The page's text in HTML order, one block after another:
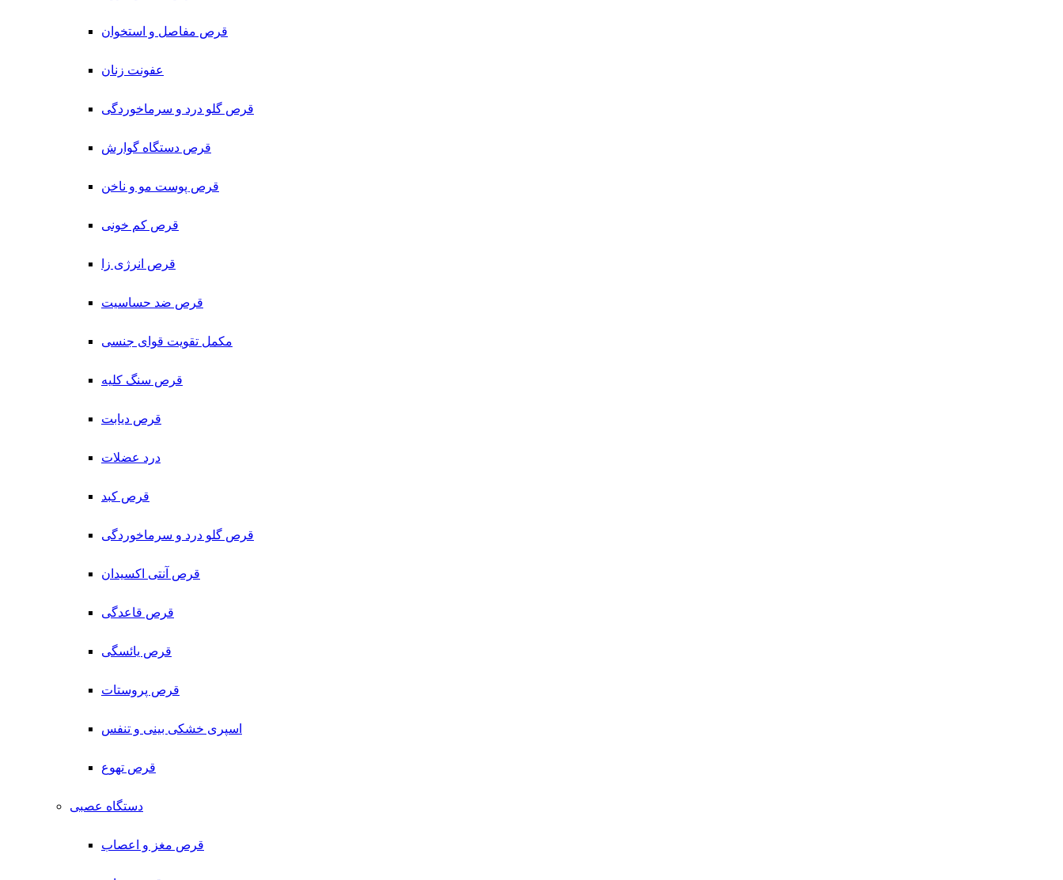
قرص مفاصل و استخوان
عفونت زنان
قرص گلو درد و سرماخوردگی
قرص دستگاه گوارش
قرص پوست مو و ناخن
قرص کم خونی
قرص انرژی زا
قرص ضد حساسیت
مکمل تقویت قوای جنسی
قرص سنگ کلیه
قرص دیابت
درد عضلات
قرص کبد
قرص گلو درد و سرماخوردگی
قرص آنتی اکسیدان
قرص قاعدگی
قرص یائسگی
قرص پروستات
اسپری خشکی بینی و تنفس
قرص تهوع
دستگاه عصبی
قرص مغز و اعصاب